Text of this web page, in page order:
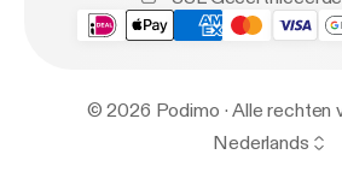
© 2026 Podimo · Alle rechten
Nederlands